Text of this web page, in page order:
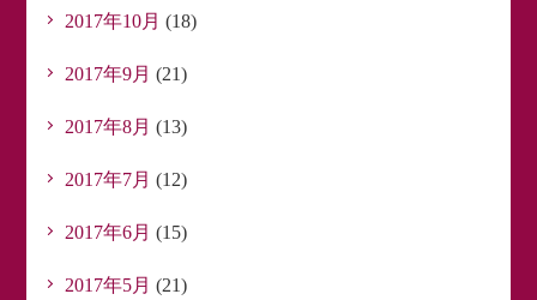
2017年10月 (18)
2017年9月 (21)
2017年8月 (13)
2017年7月 (12)
2017年6月 (15)
2017年5月 (21)